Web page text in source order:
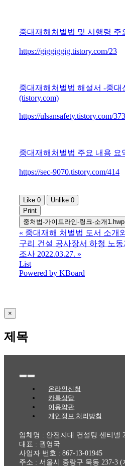
중대재해처벌법 및 시행령 주
https://giggiggig.tistory.com/23
중대재해처벌법 해설서 -중대
(tistory.com)
https://ulsansafety.tistory.com/
중대재해처벌법 주요 내용 요
https://sec-9070.tistory.com/414
Like 0 Unlike 0
Print
중처법-가이드라인-링크-소개1.hwp
« 중대재해 처벌법 도서 소개
구리 건설 공사장서 하청 노
조사 2022.03.27. »
List
Powered by KBoard
Close
product
view
×
제목
Toggle
Navigation온라인신청
카톡상담
이용약관
개인정보 처리방침
업체명 : 안전지대 컨설팅 센티넬
대표 : 권영국
사업자 번호 : 867-13-01945
주소 : 서울시 중랑구 묵동 237-3 (